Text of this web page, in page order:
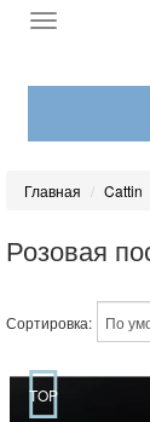
Главная Cattin
Розовая
Сортировка:
TOP